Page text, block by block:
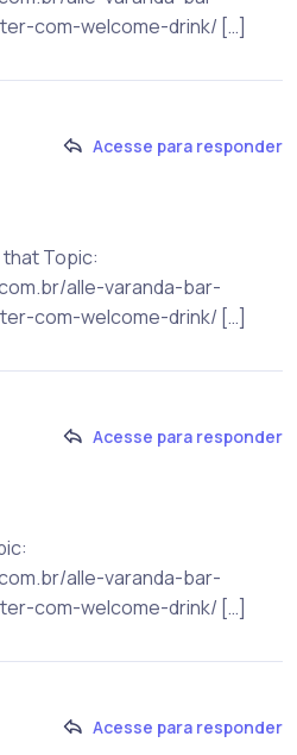
com-welcome-drink/ […]
Acesse para responder
that Topic:
alle-varanda-bar-
com-welcome-drink/ […]
Acesse para responder
alle-varanda-bar-
com-welcome-drink/ […]
Acesse para responder